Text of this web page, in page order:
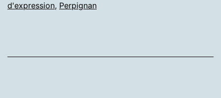
d'expression, Perpignan